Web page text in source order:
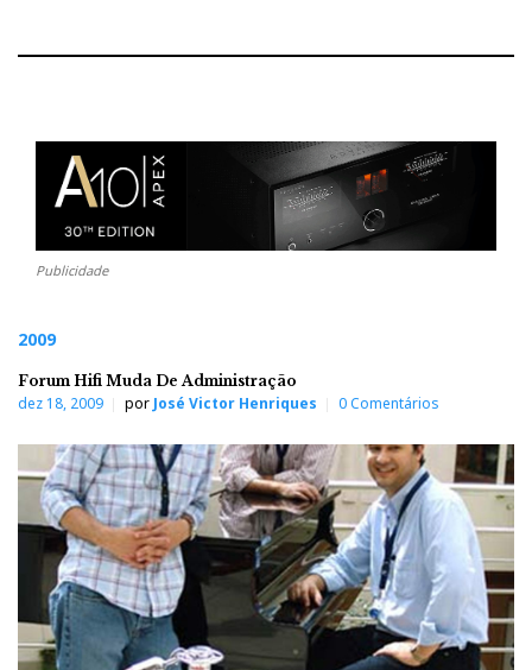
Publicidade
2009
Forum Hifi Muda De Administração
dez 18, 2009 por José Victor Henriques 0 Comentários